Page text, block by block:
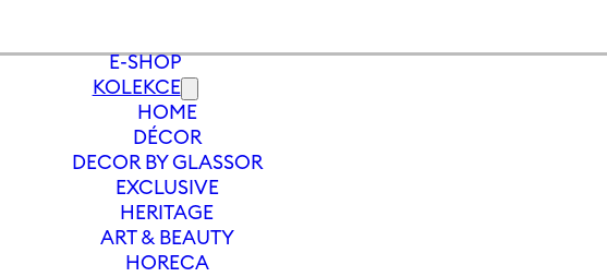
E-SHOP
KOLEKCE
HOME
DÉCOR
DECOR BY GLASSOR
EXCLUSIVE
HERITAGE
ART & BEAUTY
HORECA
VÁZA LET IT SLOW 240MM | SVĚTLEHNĚDÁ